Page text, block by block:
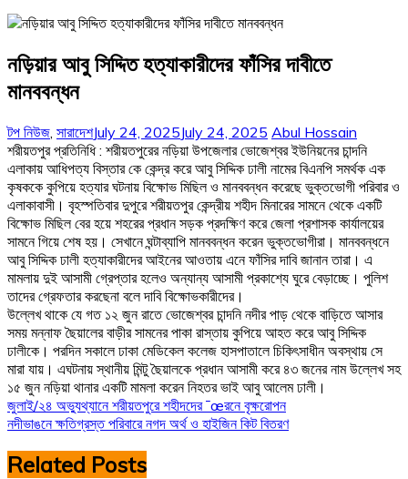
নড়িয়ার আবু সিদ্দিত হত্যাকারীদের ফাঁসির দাবীতে
মানববন্ধন
টপ নিউজ সারাদেশJuly 24, 2025July 24, 2025 Abul Hossain
শরীয়তপুর প্রতিনিধি : শরীয়তপুরের নড়িয়া উপজেলার ভোজেশ্বর ইউনিয়নের চান্দনি
এলাকায় আধিপত্য বিস্তার কে কেন্দ্র করে আবু সিদ্দিক ঢালী নামের বিএনপি সমর্থক এক
কৃষককে কুপিয়ে হত্যার ঘটনায় বিক্ষোভ মিছিল ও মানববন্ধন করেছে ভুক্তভোগী পরিবার ও
এলাকাবাসী। বৃহস্পতিবার দুপুরে শরীয়তপুর কেন্দ্রীয় শহীদ মিনারের সামনে থেকে একটি
বিক্ষোভ মিছিল বের হয়ে শহরের প্রধান সড়ক প্রদক্ষিণ করে জেলা প্রশাসক কার্যালয়ের
সামনে গিয়ে শেষ হয়। সেখানে ঘন্টাব্যাপি মানববন্ধন করেন ভুক্তভোগীরা। মানববন্ধনে
আবু সিদ্দিক ঢালী হত্যাকারীদের আইনের আওতায় এনে ফাঁসির দাবি জানান তারা। এ
মামলায় দুই আসামী গ্রেপ্তার হলেও অন্যান্য আসামী প্রকাশ্যে ঘুরে বেড়াচ্ছে। পুলিশ
তাদের গ্রেফতার করছেনা বলে দাবি বিক্ষোভকারীদের।
উল্লেখ থাকে যে গত ১২ জুন রাতে ভোজেশ্বর চান্দনি নদীর পাড় থেকে বাড়িতে আসার
সময় মন্নাফ ছৈয়ালের বাড়ীর সামনের পাকা রাস্তায় কুপিয়ে আহত করে আবু সিদ্দিক
ঢালীকে। পরদিন সকালে ঢাকা মেডিকেল কলেজ হাসপাতালে চিকিৎসাধীন অবস্থায় সে
মারা যায়। এঘটনায় স্থানীয় মিন্টু ছৈয়ালকে প্রধান আসামী করে ৪৩ জনের নাম উল্লেখ সহ
১৫ জুন নড়িয়া থানার একটি মামলা করেন নিহতর ভাই আবু আলেম ঢালী।
Post
navigation
জুলাই/২৪ অভ্যুথ্যানে শরীয়তপুরে শহীদদের ¯œরনে বৃক্ষরোপন
নদীভাঙনে ক্ষতিগ্রস্ত পরিবারে নগদ অর্থ ও হাইজিন কিট বিতরণ
Related Posts